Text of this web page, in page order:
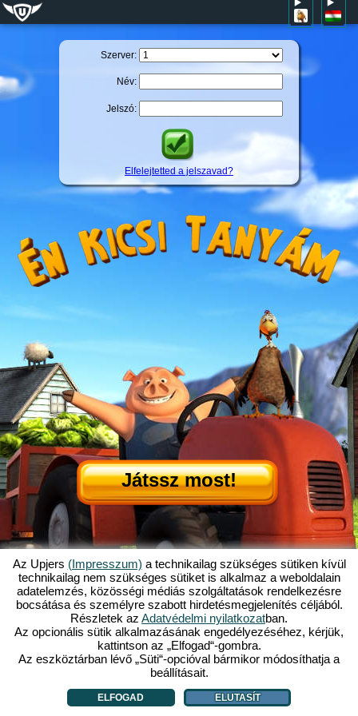
Szerver:
Név:
Jelszó:
Elfelejtetted a jelszavad?
Játssz most!
Mi is az az Én Kicsi Tanyám?|
Itt olvashatod ennek a böngészős játéknak a történetét!| Ami rád vár...|
ÁSZF|Impresszum|Adatvédelmi nyilatkozat|Szabályzat|Fórum|
Támogatás|My Free Farm 2 App|Google Play|App Store
Böngészős játékok - Upjers.com|Sütik kezelése
Az Upjers (Impresszum) a technikailag szükséges sütiken kívül
technikailag nem szükséges sütiket is alkalmaz a weboldalain
adatelemzés, közösségi médiás szolgáltatások rendelkezésre
bocsátása és személyre szabott hirdetésmegjelenítés céljából.
Részletek az Adatvédelmi nyilatkozatban.
Az opcionális sütik alkalmazásának engedélyezéséhez, kérjük,
kattintson az „Elfogad“-gombra.
Az eszköztárban lévő „Süti“-opcióval bármikor módosíthatja a
beállításait.
ELFOGAD ELUTASÍT